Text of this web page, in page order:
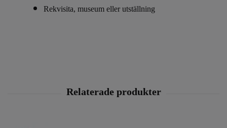
Rekvisita, museum eller utställning